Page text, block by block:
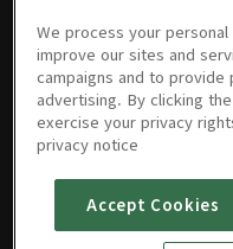
19회
01/11/2022 • 1시간 24분
20회 21회
We process your
improve our sites and
campaigns and to provide
advertising. By clicking
exercise your privacy
privacy notice
Accept Cookies